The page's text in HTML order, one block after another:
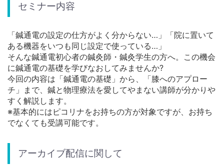
セミナー内容
「鍼通電の設定の仕方がよく分からない…」「院に置いて
ある機器をいつも同じ設定で使っている…」
そんな鍼通電初心者の鍼灸師・鍼灸学生の方へ。この機会
に鍼通電の基礎を学びなおしてみませんか?
今回の内容は「鍼通電の基礎」から、「膝へのアプロー
チ」まで、鍼と物理療法を愛してやまない講師が分かりや
すく解説します。
※基本的にはピコリナをお持ちの方が対象ですが、お持ち
でなくても受講可能です。
アーカイブ配信に関して